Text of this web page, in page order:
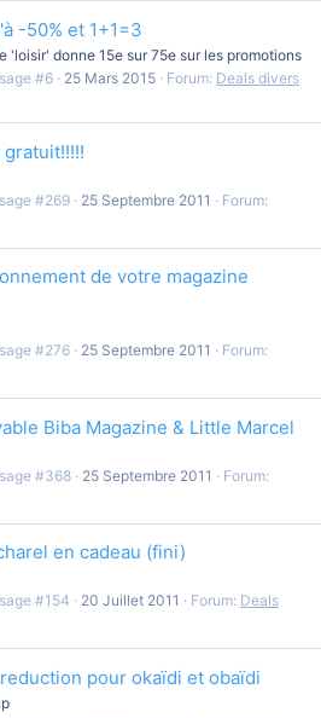
-50% et 1+1=3
'loisir' donne 15e sur 75e sur les promotions
#6 25 Mars 2015 Forum: Deals divers
#269 25 Septembre 2011
Forum:
de votre magazine
#276 25 Septembre 2011
Forum:
Biba Magazine & Little Marcel
#368 25 Septembre 2011
Forum:
en cadeau (fini)
#154 20 Juillet 2011 Forum: Deals
pour okaïdi et obaïdi